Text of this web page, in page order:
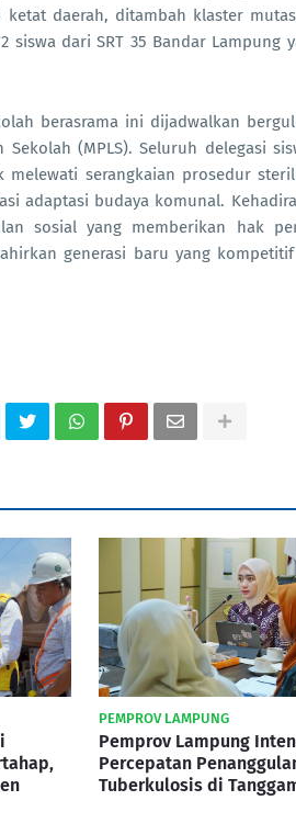
daerah, ditambah klaster
siswa dari SRT 35 Bandar
berasrama ini dijadwalkan
Sekolah (MPLS). Seluruh delegasi
melewati serangkaian prosedur
adaptasi budaya komunal.
sosial yang memberikan hak
generasi baru yang
PEMPROV LAMPUNG
Pemprov Lampung
Percepatan
Tuberkulosis di